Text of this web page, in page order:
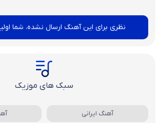
نظری برای این آهنگ ارسال نشده، شما
سبک های موزیک
آهنگ ایرانی